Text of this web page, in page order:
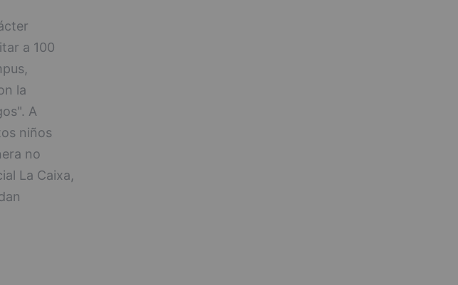
a 100
la
A
niños
no
La Caixa,